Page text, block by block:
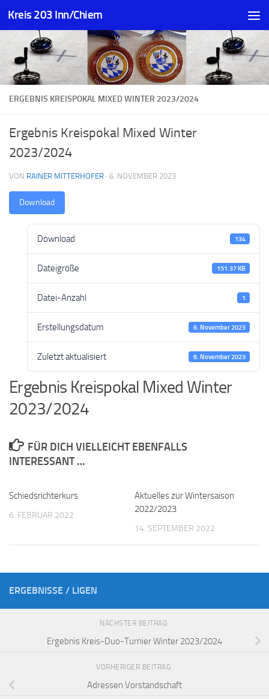
Zum Inhalt springen
Kreis 203 Inn/Chiem
ERGEBNIS KREISPOKAL MIXED WINTER 2023/2024
Ergebnis Kreispokal Mixed Winter
2023/2024
VON RAINER MITTERHOFER · 6. NOVEMBER 2023
Download
Download 134
Dateigröße 151.37 KB
Datei-Anzahl 1
Erstellungsdatum 6. November 2023
Zuletzt aktualisiert 6. November 2023
Ergebnis Kreispokal Mixed Winter
2023/2024
FÜR DICH VIELLEICHT EBENFALLS
INTERESSANT …
Schiedsrichterkurs
6. FEBRUAR 2022
Aktuelles zur Wintersaison
2022/2023
14. SEPTEMBER 2022
ERGEBNISSE / LIGEN
NÄCHSTER BEITRAG
Ergebnis Kreis-Duo-Turnier Winter 2023/2024
VORHERIGER BEITRAG
Adressen Vorstandschaft